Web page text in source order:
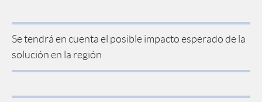
Se tendrá en cuenta el posible impacto esperado de la
solución en la región